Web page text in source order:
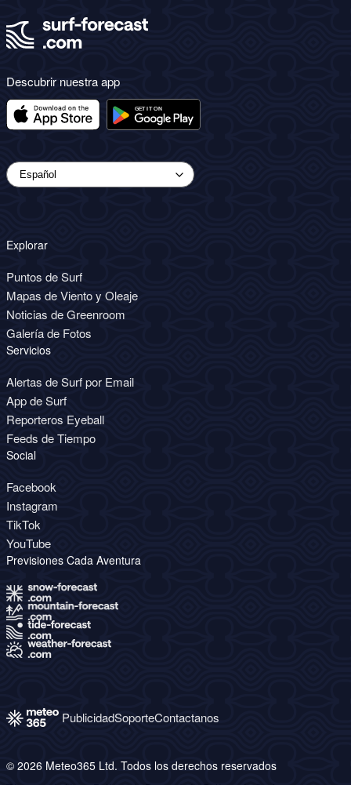
Descubrir nuestra app
Explorar
Puntos de Surf
Mapas de Viento y Oleaje
Noticias de Greenroom
Galería de Fotos
Servicios
Alertas de Surf por Email
App de Surf
Reporteros Eyeball
Feeds de Tiempo
Social
Facebook
Instagram
TikTok
YouTube
Previsiones Cada Aventura
PublicidadSoporteContactanos
© 2026 Meteo365 Ltd. Todos los derechos reservados